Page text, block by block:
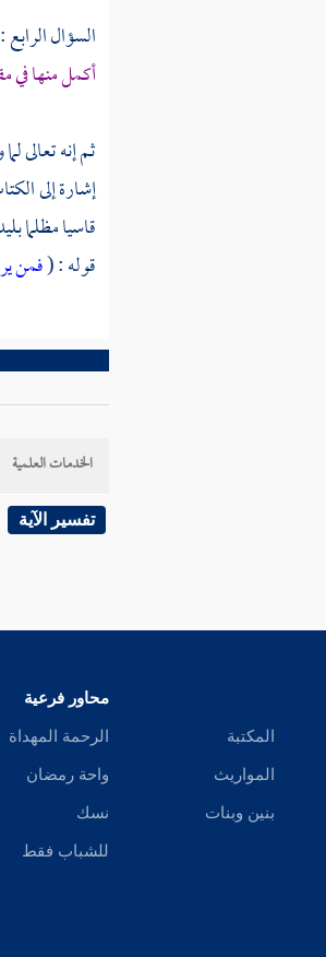
السؤال
أكمل منها في
ثم إنه تعالى
إشارة إلى
قاسيا مظلما
قوله : (فمن
الخدمات العلمية
تفسير الآية
المكتبة
المواريث
بنين وبنات
محاور فرعية
الرحمة المهداة
واحة رمضان
نسك
للشباب فقط